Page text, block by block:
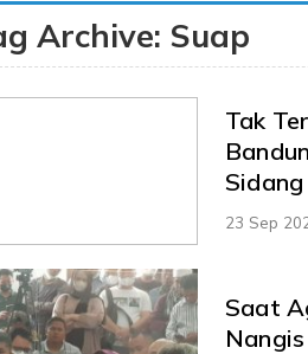
Archive: Suap
Tak
Sidang
23 Sep
Saat